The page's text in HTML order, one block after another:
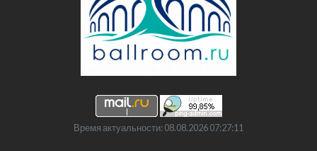
Время актуальности: 08.08.2026 07:27:11